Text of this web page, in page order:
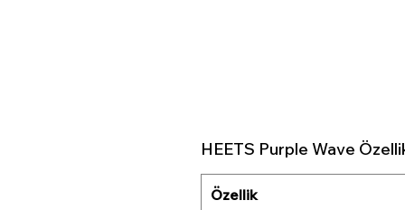
HEETS Purple Wave
Özellik